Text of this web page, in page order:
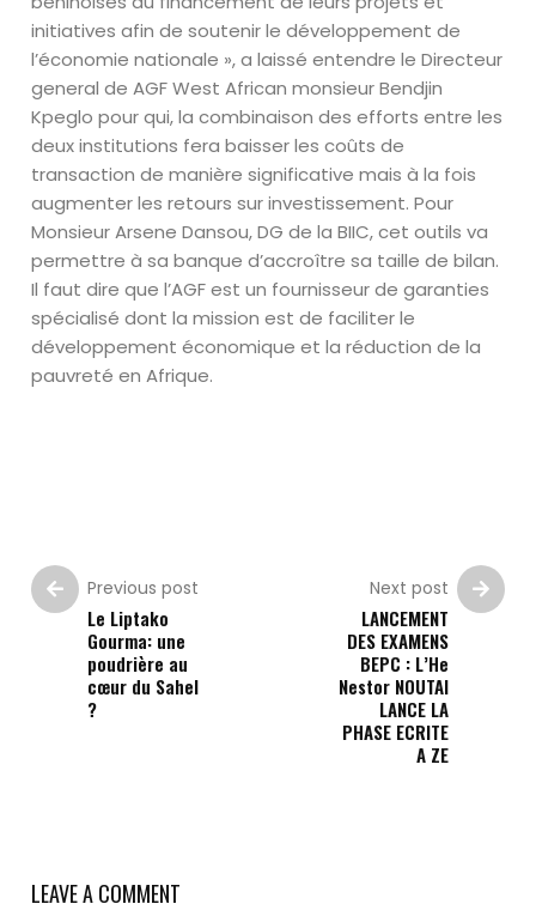
initiatives afin de soutenir le développement de
l’économie nationale », a laissé entendre le Directeur
general de AGF West African monsieur Bendjin
Kpeglo pour qui, la combinaison des efforts entre les
deux institutions fera baisser les coûts de
transaction de manière significative mais à la fois
augmenter les retours sur investissement. Pour
Monsieur Arsene Dansou, DG de la BIIC, cet outils va
permettre à sa banque d’accroître sa taille de bilan.
Il faut dire que l’AGF est un fournisseur de garanties
spécialisé dont la mission est de faciliter le
développement économique et la réduction de la
pauvreté en Afrique.
Previous post
Le Liptako
Gourma: une
poudrière au
cœur du Sahel
?
Next post
LANCEMENT
DES EXAMENS
BEPC : L’He
Nestor NOUTAI
LANCE LA
PHASE ECRITE
A ZE
LEAVE A COMMENT